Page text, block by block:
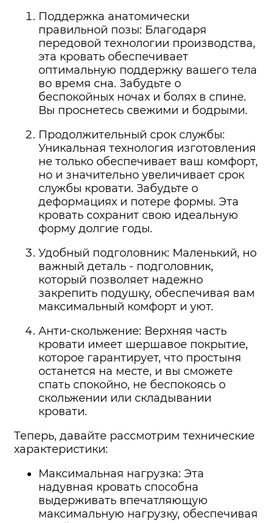
Поддержка анатомически
правильной позы: Благодаря
передовой технологии производства,
эта кровать обеспечивает
оптимальную поддержку вашего тела
во время сна. Забудьте о
беспокойных ночах и болях в спине.
Вы проснетесь свежими и бодрыми.
Продолжительный срок службы:
Уникальная технология изготовления
не только обеспечивает ваш комфорт,
но и значительно увеличивает срок
службы кровати. Забудьте о
деформациях и потере формы. Эта
кровать сохранит свою идеальную
форму долгие годы.
Удобный подголовник: Маленький, но
важный деталь - подголовник,
который позволяет надежно
закрепить подушку, обеспечивая вам
максимальный комфорт и уют.
Анти-скольжение: Верхняя часть
кровати имеет шершавое покрытие,
которое гарантирует, что простыня
останется на месте, и вы сможете
спать спокойно, не беспокоясь о
скольжении или складывании
кровати.
Теперь, давайте рассмотрим технические
характеристики:
Максимальная нагрузка: Эта
надувная кровать способна
выдерживать впечатляющую
максимальную нагрузку, обеспечивая